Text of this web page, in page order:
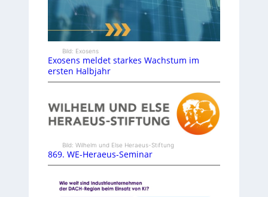
Bild: Exosens
Exosens meldet starkes Wachstum im
ersten Halbjahr
Bild: Wilhelm und Else Heraeus-Stiftung
869. WE-Heraeus-Seminar